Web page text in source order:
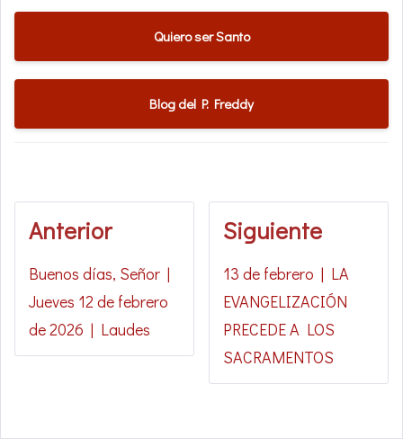
Quiero ser Santo
Blog del P. Freddy
Anterior
Buenos días, Señor |
Jueves 12 de febrero
de 2026 | Laudes
Siguiente
13 de febrero | LA
EVANGELIZACIÓN
PRECEDE A LOS
SACRAMENTOS